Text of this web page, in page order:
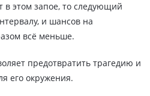
в этом запое, то следующий
и шансов на
всё меньше.
предотвратить трагедию и
его окружения.